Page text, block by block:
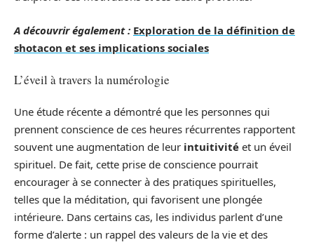
A découvrir également : Exploration de la définition de
shotacon et ses implications sociales
L’éveil à travers la numérologie
Une étude récente a démontré que les personnes qui
prennent conscience de ces heures récurrentes rapportent
souvent une augmentation de leur intuitivité et un éveil
spirituel. De fait, cette prise de conscience pourrait
encourager à se connecter à des pratiques spirituelles,
telles que la méditation, qui favorisent une plongée
intérieure. Dans certains cas, les individus parlent d’une
forme d’alerte : un rappel des valeurs de la vie et des